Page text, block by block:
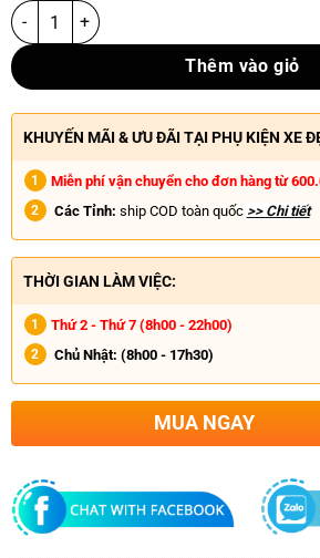
Thêm vào giỏ
KHUYẾN MÃI & ƯU ĐÃI TẠI PHỤ KIỆN XE
Miễn phí vận chuyển cho đơn hàng từ
Các Tỉnh: ship COD toàn quốc >> Chi tiết
THỜI GIAN LÀM VIỆC:
Thứ 2 - Thứ 7 (8h00 - 22h00)
Chủ Nhật: (8h00 - 17h30)
MUA NGAY